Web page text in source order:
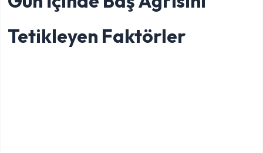
Tetikleyen Faktörler